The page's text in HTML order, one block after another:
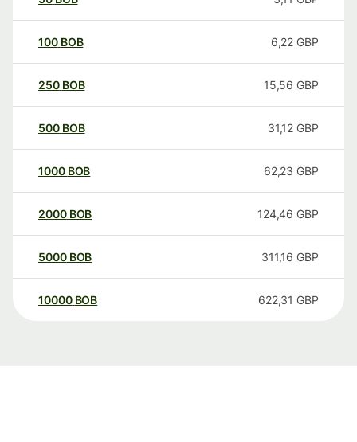
100 BOB 6,22 GBP
250 BOB 15,56 GBP
500 BOB 31,12 GBP
1000 BOB 62,23 GBP
2000 BOB 124,46 GBP
5000 BOB 311,16 GBP
10000 BOB 622,31 GBP